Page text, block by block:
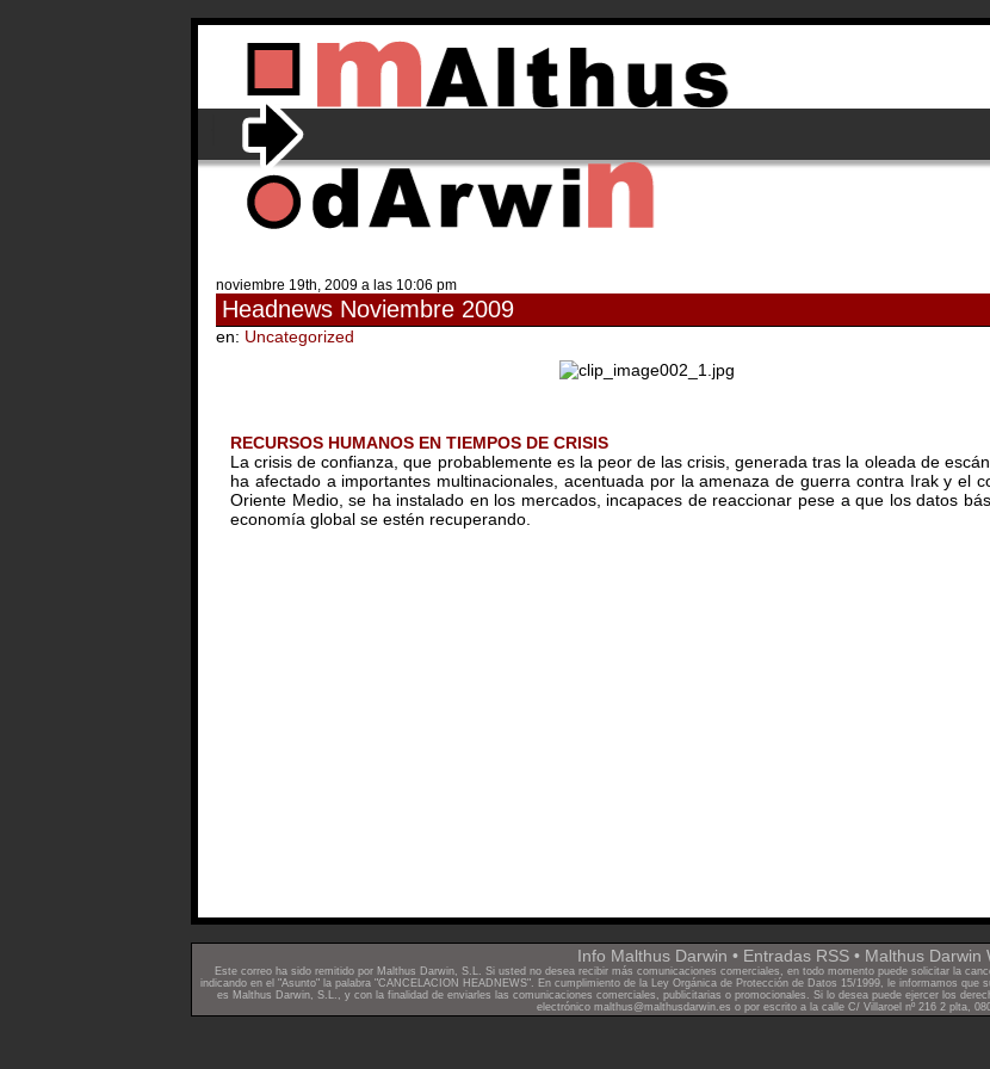
noviembre 19th, 2009 a las 10:06 pm
Headnews Noviembre 2009
en: Uncategorized
RECURSOS HUMANOS EN TIEMPOS DE CRISIS
La crisis de confianza, que probablemente es la peor de las crisis, generada tras la oleada de
ha afectado a importantes multinacionales, acentuada por la amenaza de guerra contra Irak y el
Oriente Medio, se ha instalado en los mercados, incapaces de reaccionar pese a que los datos
economía global se estén recuperando.
Info Malthus Darwin • Entradas RSS• Malthus Darwin
Este correo ha sido remitido por Malthus Darwin, S.L. Si usted no desea recibir más comunicaciones comerciales, en todo momento puede solicitar la
indicando en el "Asunto" la palabra "CANCELACION HEADNEWS". En cumplimiento de la Ley Orgánica de Protección de Datos 15/1999, le informamos
es Malthus Darwin, S.L., y con la finalidad de enviarles las comunicaciones comerciales, publicitarias o promocionales. Si lo desea puede ejercer los
electrónico malthus@malthusdarwin.es o por escrito a la calle C/ Villaroel nº 216 2 plta,